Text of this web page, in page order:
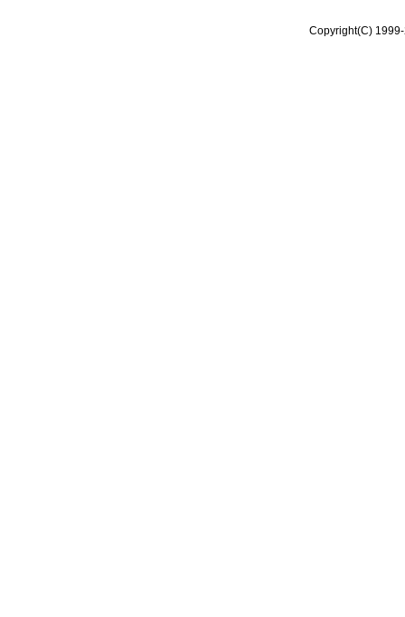
Copyright(C)